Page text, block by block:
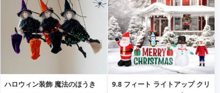
ハロウィン装飾 魔法のほうき
9.8 フィート ライトアップ クリ